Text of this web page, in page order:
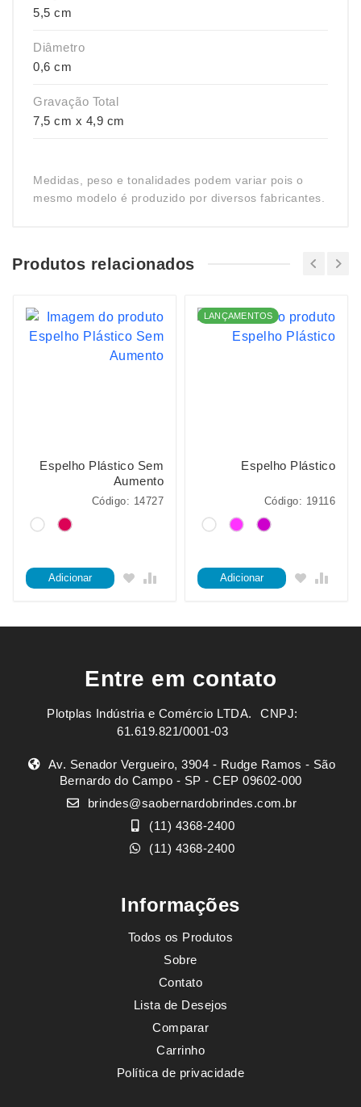
5,5 cm
Diâmetro
0,6 cm
Gravação Total
7,5 cm x 4,9 cm
Medidas, peso e tonalidades podem variar pois o
mesmo modelo é produzido por diversos fabricantes.
Produtos relacionados
Espelho Plástico Sem
Aumento
Código: 14727
Adicionar
LANÇAMENTOS
Espelho Plástico
Código: 19116
Adicionar
Entre em contato
Plotplas Indústria e Comércio LTDA. ㅤㅤㅤ CNPJ:
61.619.821/0001-03
Av. Senador Vergueiro, 3904 - Rudge Ramos - São
Bernardo do Campo - SP - CEP 09602-000
brindes@saobernardobrindes.com.br
(11) 4368-2400
(11) 4368-2400
Informações
Todos os Produtos
Sobre
Contato
Lista de Desejos
Comparar
Carrinho
Política de privacidade